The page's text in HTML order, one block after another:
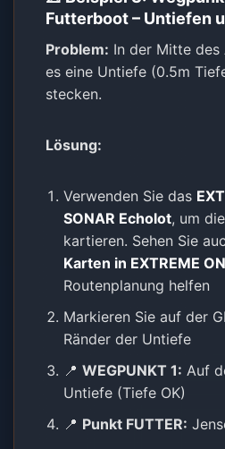
Futterboot – Untiefen
Problem: In der Mitte
es eine Untiefe (0.5m
stecken.
Lösung:
Verwenden Sie das
SONAR Echolot, um
kartieren. Sehen Sie
Karten in EXTREME
Routenplanung helfen
Markieren Sie auf der
Ränder der Untiefe
📍WEGPUNKT 1: Auf
Untiefe (Tiefe OK)
📍 Punkt FUTTER: